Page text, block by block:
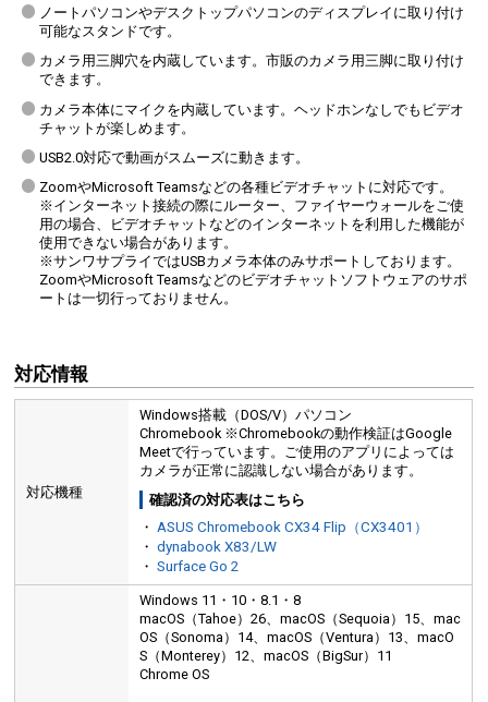
ノートパソコンやデスクトップパソコンのディスプレイに取り付け
可能なスタンドです。
カメラ用三脚穴を内蔵しています。市販のカメラ用三脚に取り付け
できます。
カメラ本体にマイクを内蔵しています。ヘッドホンなしでもビデオ
チャットが楽しめます。
USB2.0対応で動画がスムーズに動きます。
ZoomやMicrosoft Teamsなどの各種ビデオチャットに対応です。
※インターネット接続の際にルーター、ファイヤーウォールをご使
用の場合、ビデオチャットなどのインターネットを利用した機能が
使用できない場合があります。
※サンワサプライではUSBカメラ本体のみサポートしております。
ZoomやMicrosoft Teamsなどのビデオチャットソフトウェアのサポ
ートは一切行っておりません。
対応情報
対応機種
Windows搭載（DOS/V）パソコン
Chromebook ※Chromebookの動作検証はGoogle
Meetで行っています。ご使用のアプリによっては
カメラが正常に認識しない場合があります。
確認済の対応表はこちら
・ASUS Chromebook CX34 Flip（CX3401）
・dynabook X83/LW
・Surface Go 2
Windows 11・10・8.1・8
macOS（Tahoe）26、macOS（Sequoia）15、mac
OS（Sonoma）14、macOS（Ventura）13、macO
S（Monterey）12、macOS（BigSur）11
Chrome OS